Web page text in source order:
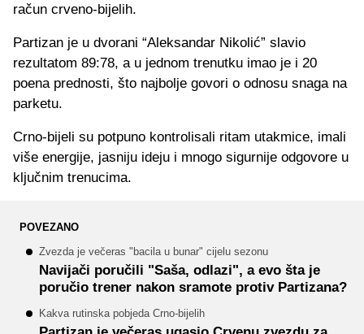
račun crveno-bijelih.
Partizan je u dvorani “Aleksandar Nikolić” slavio
rezultatom 89:78, a u jednom trenutku imao je i 20
poena prednosti, što najbolje govori o odnosu snaga na
parketu.
Crno-bijeli su potpuno kontrolisali ritam utakmice, imali
više energije, jasniju ideju i mnogo sigurnije odgovore u
ključnim trenucima.
POVEZANO
Zvezda je večeras "bacila u bunar" cijelu sezonu
Navijači poručili "Saša, odlazi", a evo šta je
poručio trener nakon sramote protiv Partizana?
Kakva rutinska pobjeda Crno-bijelih